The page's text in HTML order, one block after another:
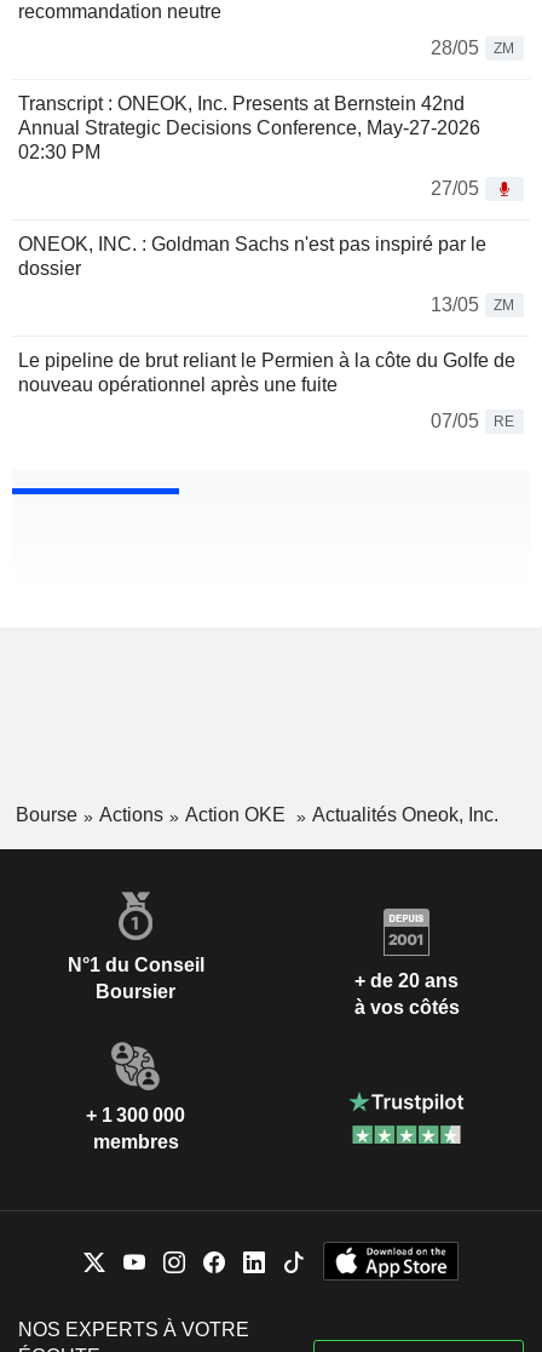
recommandation neutre
28/05
ZM
Transcript : ONEOK, Inc. Presents at Bernstein 42nd
Annual Strategic Decisions Conference, May-27-2026
02:30 PM
27/05
ONEOK, INC. : Goldman Sachs n'est pas inspiré par le
dossier
13/05
ZM
Le pipeline de brut reliant le Permien à la côte du Golfe de
nouveau opérationnel après une fuite
07/05
RE
Bourse Actions Action OKE Actualités Oneok, Inc.
N°1 du Conseil
Boursier
+ de 20 ans
à vos côtés
+ 1 300 000
membres
NOS EXPERTS À VOTRE